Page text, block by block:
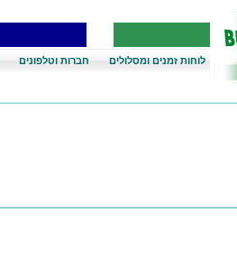
לוחות זמנים ומסלולים חברות וטלפונים